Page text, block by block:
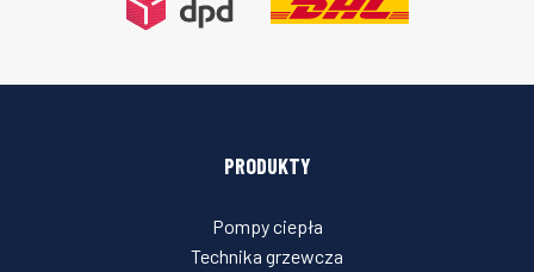
PRODUKTY
Pompy ciepła
Technika grzewcza